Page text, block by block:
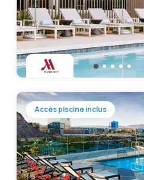
Accès piscine inclus